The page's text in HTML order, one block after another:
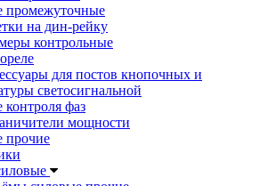
промежуточные
на дин-рейку
контрольные
для постов кнопочных и
светосигнальной
контроля фаз
мощности
прочие